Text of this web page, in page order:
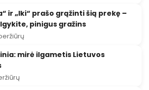
ir „Iki“ prašo grąžinti šią prekę –
pinigus gražins
mirė ilgametis Lietuvos